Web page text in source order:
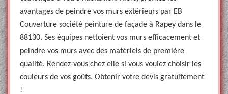
avantages de peindre vos murs extérieurs par EB
Couverture société peinture de façade à Rapey dans le
88130. Ses équipes nettoient vos murs efficacement et
peindre vos murs avec des matériels de première
qualité. Rendez-vous chez elle si vous voulez choisir les
couleurs de vos goûts. Obtenir votre devis gratuitement
!